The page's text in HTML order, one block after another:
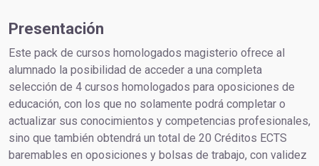
Presentación
Este pack de cursos homologados magisterio ofrece al
alumnado la posibilidad de acceder a una completa
selección de 4 cursos homologados para oposiciones de
educación, con los que no solamente podrá completar o
actualizar sus conocimientos y competencias profesionales,
sino que también obtendrá un total de 20 Créditos ECTS
baremables en oposiciones y bolsas de trabajo, con validez